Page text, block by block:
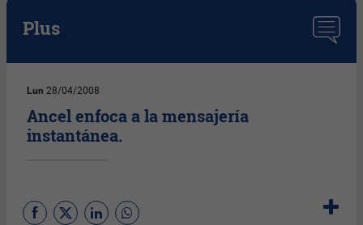
Plus
Lun 28/04/2008
Ancel enfoca a la mensajería
instantánea.